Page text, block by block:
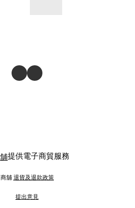
提供電子商貿服務
商舖 退貨及退款政策
提出意見